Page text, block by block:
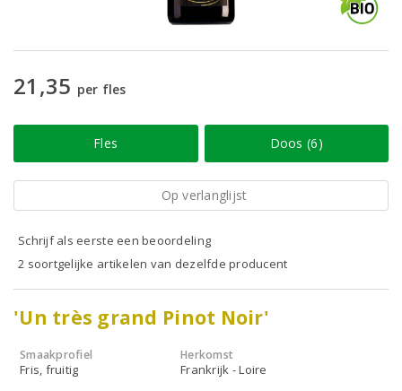
21,35 per fles
Fles Doos (6)
Op verlanglijst
Schrijf als eerste een beoordeling
2 soortgelijke artikelen van dezelfde producent
'Un très grand Pinot Noir'
Smaakprofiel
Fris, fruitig
Herkomst
Frankrijk - Loire